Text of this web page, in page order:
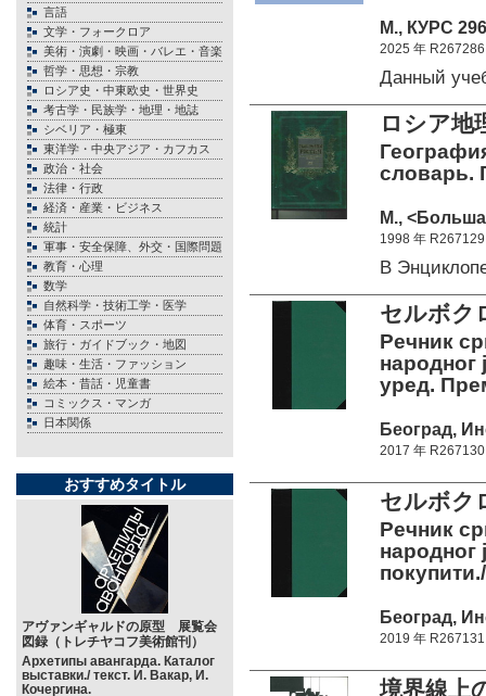
言語
文学・フォークロア
美術・演劇・映画・バレエ・音楽
哲学・思想・宗教
ロシア史・中東欧史・世界史
考古学・民族学・地理・地誌
シベリア・極東
東洋学・中央アジア・カフカス
政治・社会
法律・行政
経済・産業・ビジネス
統計
軍事・安全保障、外交・国際問題
教育・心理
数学
自然科学・技術工学・医学
体育・スポーツ
旅行・ガイドブック・地図
趣味・生活・ファッション
絵本・昔話・児童書
コミックス・マンガ
日本関係
おすすめタイトル
アヴァンギャルドの原型 展覧会
図録（トレチヤコフ美術館刊）
Архетипы авангарда. Каталог
выставки./ текст. И. Вакар, И.
Кочергина.
М., КУРС
2025 年 R267286
Данный
ロシア地
словарь.
М.,
1998 年 R267129
В
セルボク
Речник
народног
уред.
Београд,
2017 年 R267130
セルボク
Речник
народног
Београд,
2019 年 R267131
境界線上